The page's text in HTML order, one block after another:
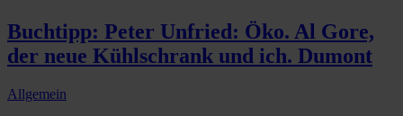
Buchtipp: Peter Unfried: Öko. Al Gore,
der neue Kühlschrank und ich. Dumont
Allgemein